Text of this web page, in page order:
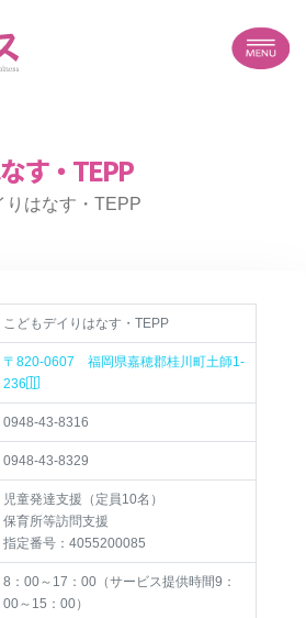
す・TEPP
りはなす・TEPP
こどもデイりはなす・TEPP
〒820-0607 福岡県嘉穂郡桂川町土師1-
236
0948-43-8316
0948-43-8329
児童発達支援（定員10名）
保育所等訪問支援
指定番号：4055200085
8：00～17：00（サービス提供時間9：
00～15：00）